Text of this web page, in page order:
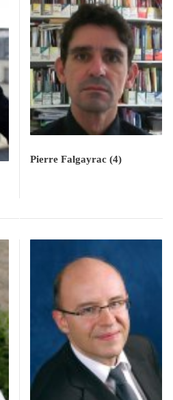
Pierre Falgayrac (4)